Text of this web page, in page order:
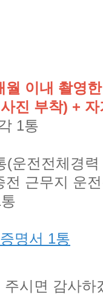
이내 촬영
진 부착) +
1통
(운전전체경력
근무지 운
명서 1통
시면 감사하